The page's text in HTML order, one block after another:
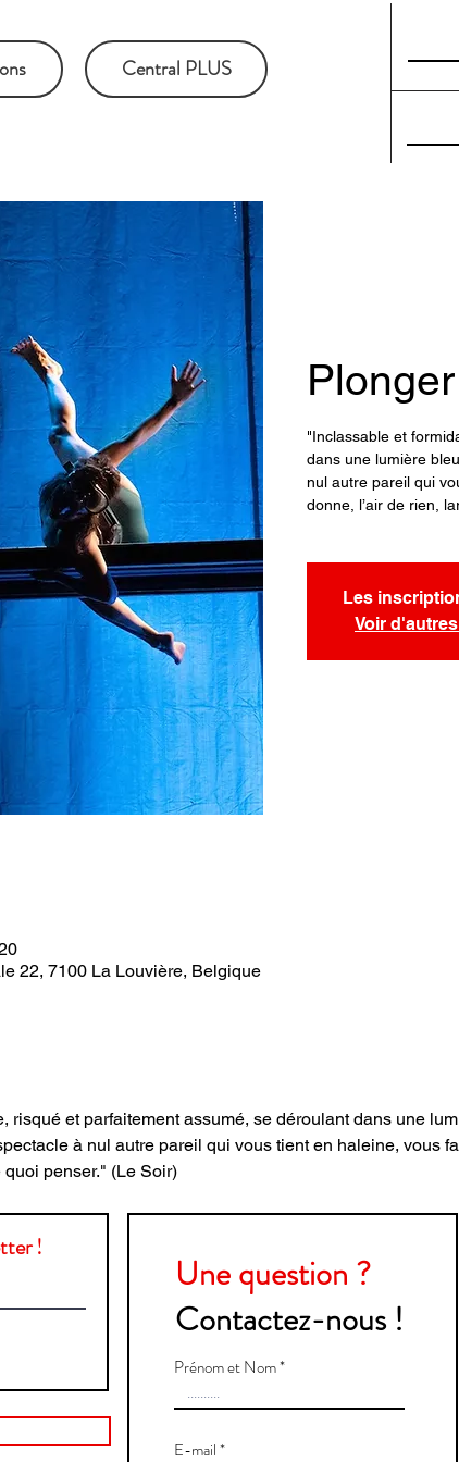
Central PLUS
Plonger
"Inclassable et
dans une lumière
nul autre pareil qui
donne, l’air de rien,
Les
Voir
22, 7100 La Louvière, Belgique
risqué et parfaitement assumé, se déroulant dans une
à nul autre pareil qui vous tient en haleine, vous
quoi penser." (Le Soir)
!
Une question ?
Contactez-nous !
Prénom et Nom
E-mail